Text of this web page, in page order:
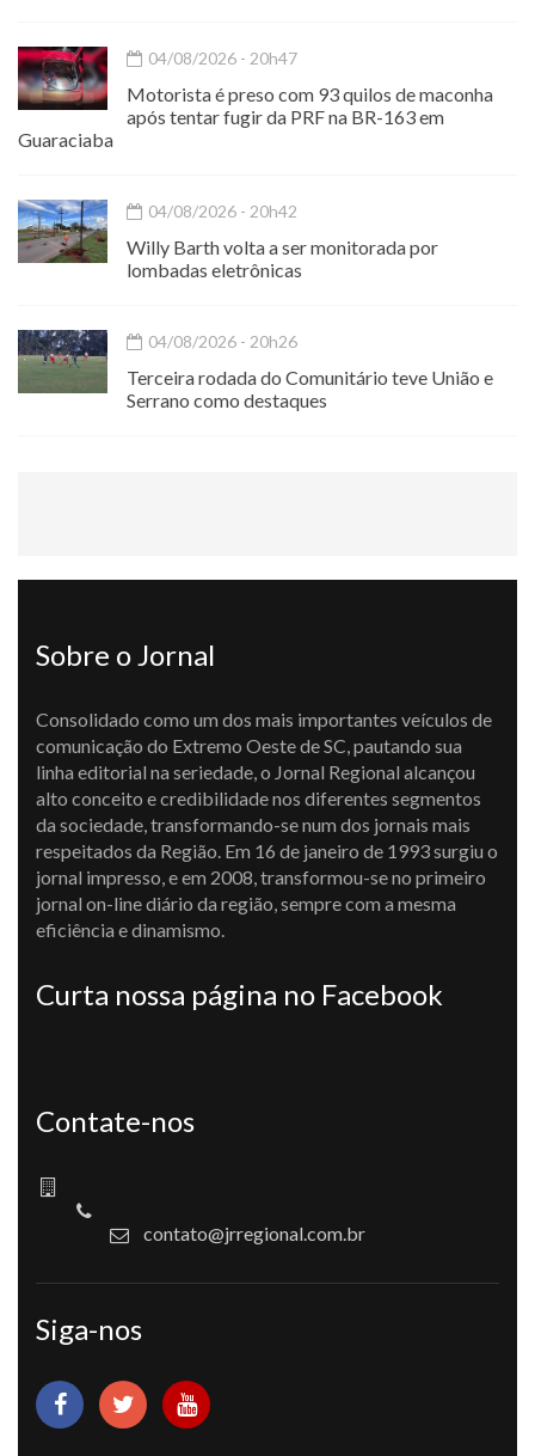
04/08/2026 - 20h47
Motorista é preso com 93 quilos de maconha
após tentar fugir da PRF na BR-163 em
Guaraciaba
04/08/2026 - 20h42
Willy Barth volta a ser monitorada por
lombadas eletrônicas
04/08/2026 - 20h26
Terceira rodada do Comunitário teve União e
Serrano como destaques
Sobre o Jornal
Consolidado como um dos mais importantes veículos de
comunicação do Extremo Oeste de SC, pautando sua
linha editorial na seriedade, o Jornal Regional alcançou
alto conceito e credibilidade nos diferentes segmentos
da sociedade, transformando-se num dos jornais mais
respeitados da Região. Em 16 de janeiro de 1993 surgiu o
jornal impresso, e em 2008, transformou-se no primeiro
jornal on-line diário da região, sempre com a mesma
eficiência e dinamismo.
Curta nossa página no Facebook
Contate-nos
contato@jrregional.com.br
Siga-nos